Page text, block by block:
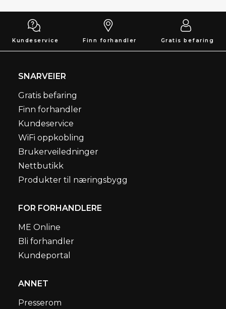
Kundeservice Finn forhandler Gratis befaring
SNARVEIER
Gratis befaring
Finn forhandler
Kundeservice
WiFi oppkobling
Brukerveiledninger
Nettbutikk
Produkter til næringsbygg
FOR FORHANDLERE
ME Online
Bli forhandler
Kundeportal
ANNET
Presserom